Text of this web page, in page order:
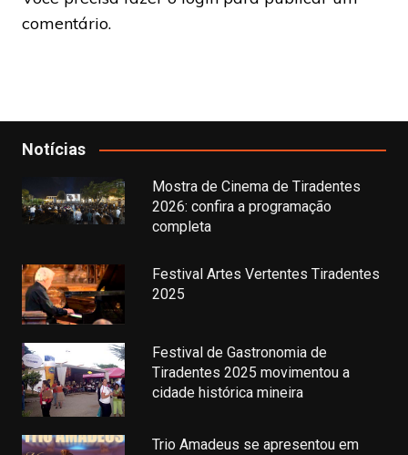
comentário.
Notícias
Mostra de Cinema de Tiradentes
2026: confira a programação
completa
Festival Artes Vertentes Tiradentes
2025
Festival de Gastronomia de
Tiradentes 2025 movimentou a
cidade histórica mineira
Trio Amadeus se apresentou em